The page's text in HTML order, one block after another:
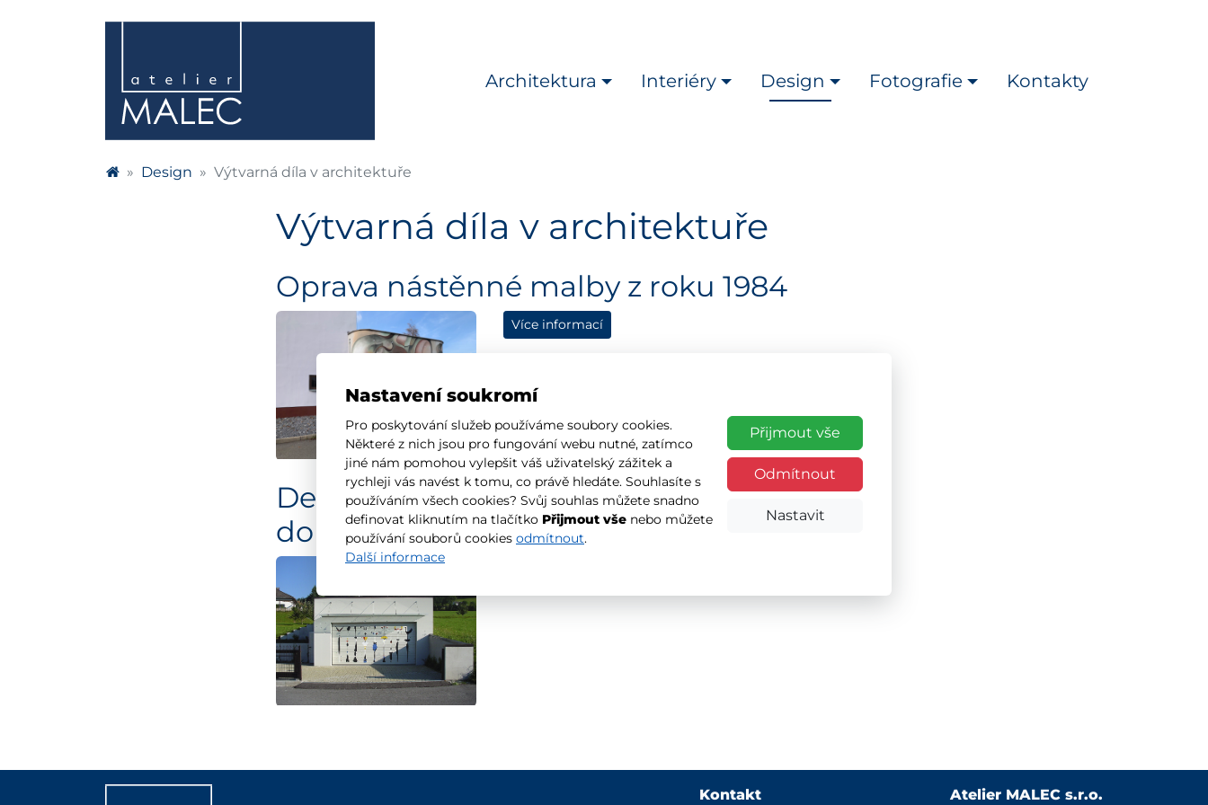
Nastavení soukromí
Pro poskytování služeb používáme soubory cookies.
Některé z nich jsou pro fungování webu nutné, zatímco
jiné nám pomohou vylepšit váš uživatelský zážitek a
rychleji vás navést k tomu, co právě hledáte. Souhlasíte s
používáním všech cookies? Svůj souhlas můžete snadno
definovat kliknutím na tlačítko Přijmout vše nebo můžete
používání souborů cookies odmítnout.
Další informace
Přijmout vše
Odmítnout
Nastavit
Architektura Interiéry Design Fotografie Kontakty
Design Výtvarná díla v architektuře
Výtvarná díla v architektuře
Oprava nástěnné malby z roku 1984
Více informací
Dekorace garážových dveří u rodinného
domu
Kontakt Atelier MALEC s.r.o.